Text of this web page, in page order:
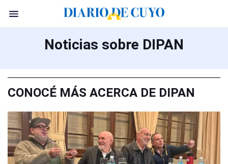
Noticias sobre DIPAN
CONOCÉ MÁS ACERCA DE DIPAN